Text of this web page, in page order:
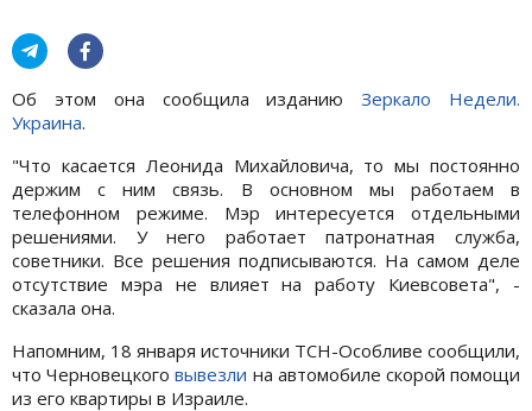
Об этом она сообщила изданиюЗеркало Недели.
Украина.
"Что касается Леонида Михайловича, то мы постоянно
держим с ним связь. В основном мы работаем в
телефонном режиме. Мэр интересуется отдельными
решениями. У него работает патронатная служба,
советники. Все решения подписываются. На самом деле
отсутствие мэра не влияет на работу Киевсовета", -
сказала она.
Напомним, 18 января источники ТСН-Особливе сообщили,
что Черновецкоговывезли на автомобиле скорой помощи
из его квартиры в Израиле.